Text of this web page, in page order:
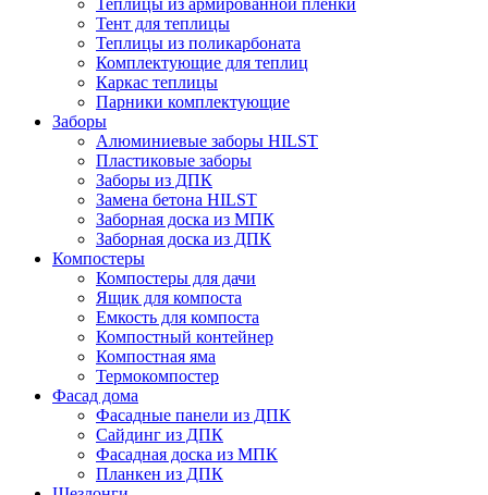
Теплицы из армированной плёнки
Тент для теплицы
Теплицы из поликарбоната
Комплектующие для теплиц
Каркас теплицы
Парники комплектующие
Заборы
Алюминиевые заборы HILST
Пластиковые заборы
Заборы из ДПК
Замена бетона HILST
Заборная доска из МПК
Заборная доска из ДПК
Компостеры
Компостеры для дачи
Ящик для компоста
Емкость для компоста
Компостный контейнер
Компостная яма
Термокомпостер
Фасад дома
Фасадные панели из ДПК
Сайдинг из ДПК
Фасадная доска из МПК
Планкен из ДПК